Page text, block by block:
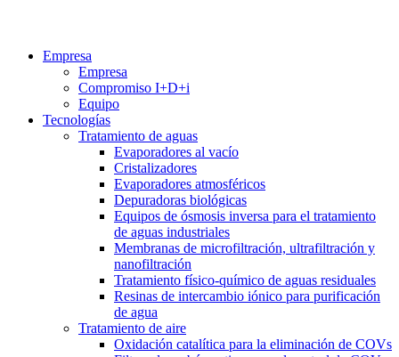
Empresa
Empresa
Compromiso I+D+i
Equipo
Tecnologías
Tratamiento de aguas
Evaporadores al vacío
Cristalizadores
Evaporadores atmosféricos
Depuradoras biológicas
Equipos de ósmosis inversa para el tratamiento
de aguas industriales
Membranas de microfiltración, ultrafiltración y
nanofiltración
Tratamiento físico-químico de aguas residuales
Resinas de intercambio iónico para purificación
de agua
Tratamiento de aire
Oxidación catalítica para la eliminación de COVs